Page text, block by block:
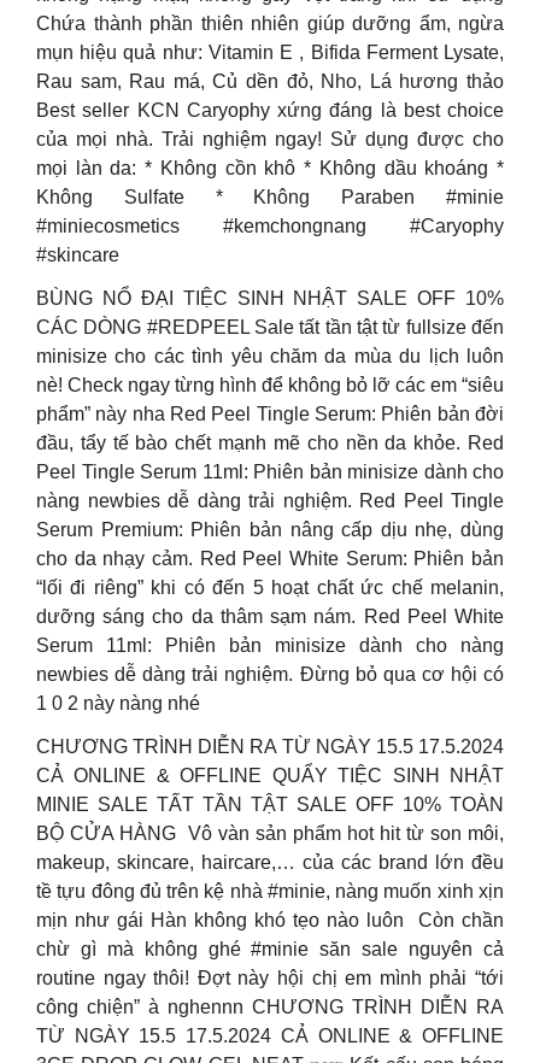
Chứa thành phần thiên nhiên giúp dưỡng ẩm, ngừa
mụn hiệu quả như: Vitamin E , Bifida Ferment Lysate,
Rau sam, Rau má, Củ dền đỏ, Nho, Lá hương thảo
Best seller KCN Caryophy xứng đáng là best choice
của mọi nhà. Trải nghiệm ngay! Sử dụng được cho
mọi làn da: * Không cồn khô * Không dầu khoáng *
Không Sulfate * Không Paraben #minie
#miniecosmetics #kemchongnang #Caryophy
#skincare
BÙNG NỔ ĐẠI TIỆC SINH NHẬT SALE OFF 10%
CÁC DÒNG #REDPEEL Sale tất tần tật từ fullsize đến
minisize cho các tình yêu chăm da mùa du lịch luôn
nè! Check ngay từng hình để không bỏ lỡ các em “siêu
phẩm” này nha Red Peel Tingle Serum: Phiên bản đời
đầu, tẩy tế bào chết mạnh mẽ cho nền da khỏe. Red
Peel Tingle Serum 11ml: Phiên bản minisize dành cho
nàng newbies dễ dàng trải nghiệm. Red Peel Tingle
Serum Premium: Phiên bản nâng cấp dịu nhẹ, dùng
cho da nhạy cảm. Red Peel White Serum: Phiên bản
“lối đi riêng” khi có đến 5 hoạt chất ức chế melanin,
dưỡng sáng cho da thâm sạm nám. Red Peel White
Serum 11ml: Phiên bản minisize dành cho nàng
newbies dễ dàng trải nghiệm. Đừng bỏ qua cơ hội có
1 0 2 này nàng nhé
CHƯƠNG TRÌNH DIỄN RA TỪ NGÀY 15.5 17.5.2024
CẢ ONLINE & OFFLINE QUẨY TIỆC SINH NHẬT
MINIE SALE TẤT TẦN TẬT SALE OFF 10% TOÀN
BỘ CỬA HÀNG ️ Vô vàn sản phẩm hot hit từ son môi,
makeup, skincare, haircare,… của các brand lớn đều
tề tựu đông đủ trên kệ nhà #minie, nàng muốn xinh xịn
mịn như gái Hàn không khó tẹo nào luôn ️ Còn chần
chừ gì mà không ghé #minie săn sale nguyên cả
routine ngay thôi! Đợt này hội chị em mình phải “tới
công chiện” à nghennn CHƯƠNG TRÌNH DIỄN RA
TỪ NGÀY 15.5 17.5.2024 CẢ ONLINE & OFFLINE